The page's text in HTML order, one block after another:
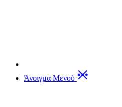
Άνοιγμα Μενού